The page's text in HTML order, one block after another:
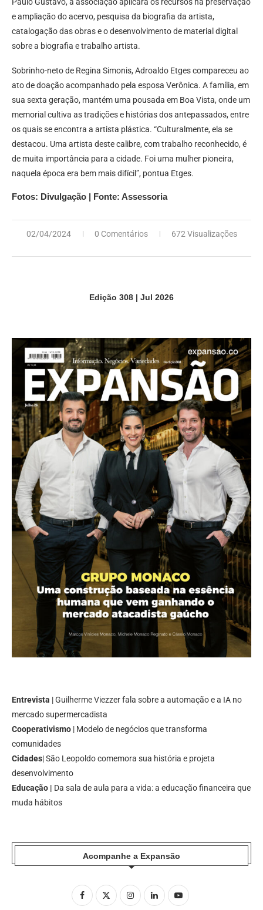
Paulo Gustavo, a associação aplicará os recursos na preservação
e ampliação do acervo, pesquisa da biografia da artista,
catalogação das obras e o desenvolvimento de material digital
sobre a biografia e trabalho artista.
Sobrinho-neto de Regina Simonis, Adroaldo Etges compareceu ao
ato de doação acompanhado pela esposa Verônica. A família, em
sua sexta geração, mantém uma pousada em Boa Vista, onde um
memorial cultiva as tradições e histórias dos antepassados, entre
os quais se encontra a artista plástica. “Culturalmente, ela se
destacou. Uma artista deste calibre, com trabalho reconhecido, é
de muita importância para a cidade. Foi uma mulher pioneira,
naquela época era bem mais difícil”, pontua Etges.
Fotos: Divulgação | Fonte: Assessoria
02/04/2024 0 Comentários 672 Visualizações
Edição 308 | Jul 2026
Entrevista | Guilherme Viezzer fala sobre a automação e a IA no
mercado supermercadista
Cooperativismo | Modelo de negócios que transforma
comunidades
Cidades| São Leopoldo comemora sua história e projeta
desenvolvimento
Educação | Da sala de aula para a vida: a educação financeira que
muda hábitos
Acompanhe a Expansão